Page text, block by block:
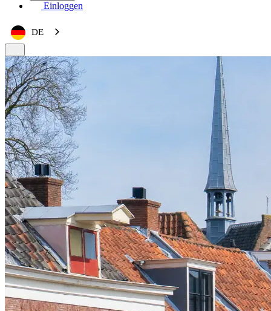
Einloggen
DE